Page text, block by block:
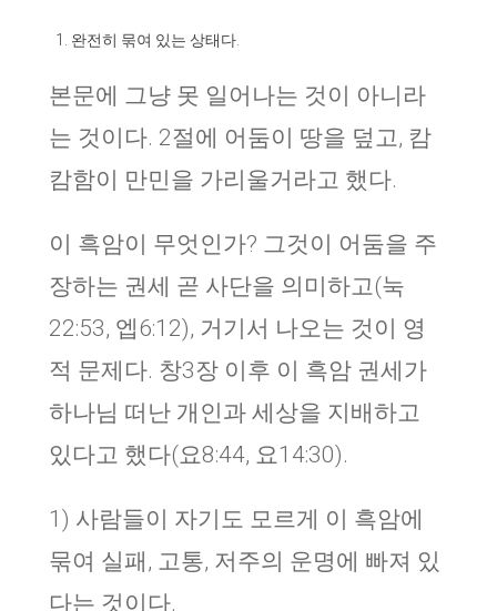
완전히 묶여 있는 상태다.
본문에 그냥 못 일어나는 것이 아니라
는 것이다. 2절에 어둠이 땅을 덮고, 캄
캄함이 만민을 가리울거라고 했다.
이 흑암이 무엇인가? 그것이 어둠을 주
장하는 권세 곧 사단을 의미하고(눅
22:53, 엡6:12), 거기서 나오는 것이 영
적 문제다. 창3장 이후 이 흑암 권세가
하나님 떠난 개인과 세상을 지배하고
있다고 했다(요8:44, 요14:30).
1) 사람들이 자기도 모르게 이 흑암에
묶여 실패, 고통, 저주의 운명에 빠져 있
다는 것이다.